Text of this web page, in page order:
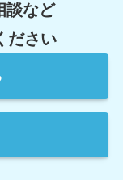
談など
ださい